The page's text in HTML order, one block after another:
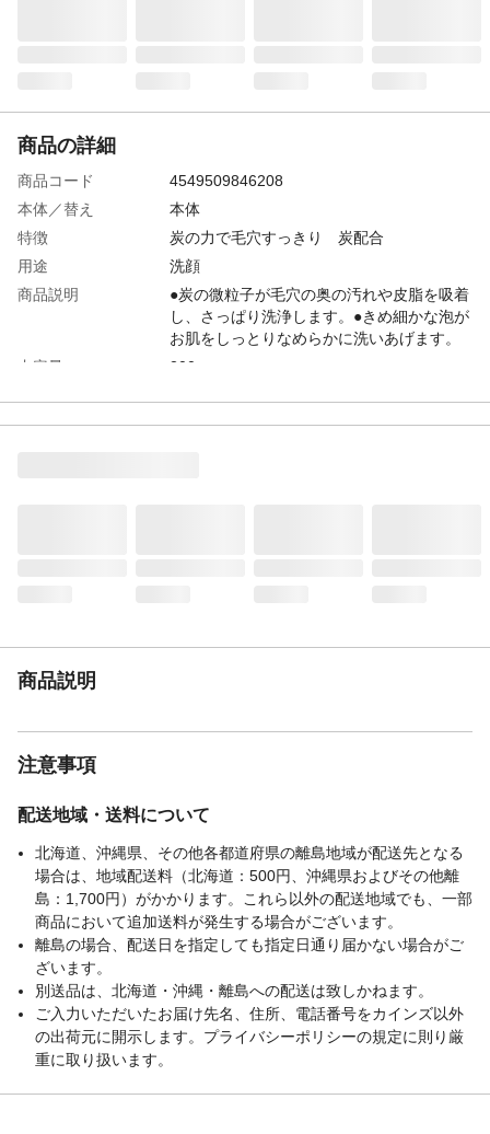
商品の詳細
商品コード
4549509846208
本体／替え
本体
特徴
炭の力で毛穴すっきり 炭配合
用途
洗顔
商品説明
●炭の微粒子が毛穴の奥の汚れや皮脂を吸着
し、さっぱり洗浄します。●きめ細かな泡が
お肌をしっとりなめらかに洗いあげます。
内容量
200g
使用方法
適量を手にとり、水またはぬるま湯でよく
商品説明
注意事項
配送地域・送料について
北海道、沖縄県、その他各都道府県の離島地域が配送先となる
場合は、地域配送料（北海道：500円、沖縄県およびその他離
島：1,700円）がかかります。これら以外の配送地域でも、一部
商品において追加送料が発生する場合がございます。
離島の場合、配送日を指定しても指定日通り届かない場合がご
ざいます。
別送品は、北海道・沖縄・離島への配送は致しかねます。
ご入力いただいたお届け先名、住所、電話番号をカインズ以外
の出荷元に開示します。プライバシーポリシーの規定に則り厳
重に取り扱います。